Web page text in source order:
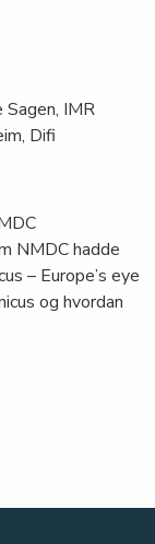
IMR
Difi
NMDC hadde
– Europe’s eye
og hvordan